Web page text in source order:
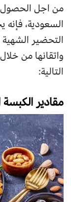
من اجل
السعودية،
التحضير
واتقانها من
التالية:
مقادير